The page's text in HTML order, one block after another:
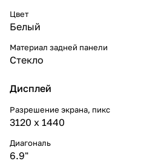
Цвет
Белый
Материал задней панели
Стекло
Дисплей
Разрешение экрана, пикс
3120 х 1440
Диагональ
6.9"